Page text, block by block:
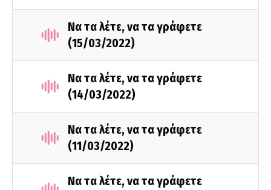
Να τα λέτε, να τα γράφετε
(15/03/2022)
Να τα λέτε, να τα γράφετε
(14/03/2022)
Να τα λέτε, να τα γράφετε
(11/03/2022)
Να τα λέτε, να τα γράφετε